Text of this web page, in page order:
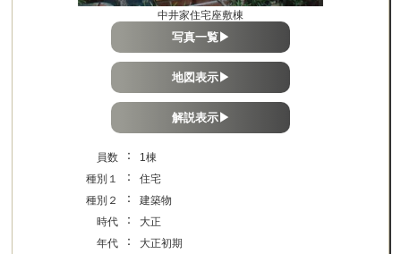
中井家住宅座敷棟
写真一覧▶
地図表示▶
解説表示▶
員数 ：
1棟
種別１
：
住宅
種別２
：
建築物
時代
：
大正
年代
：
大正初期